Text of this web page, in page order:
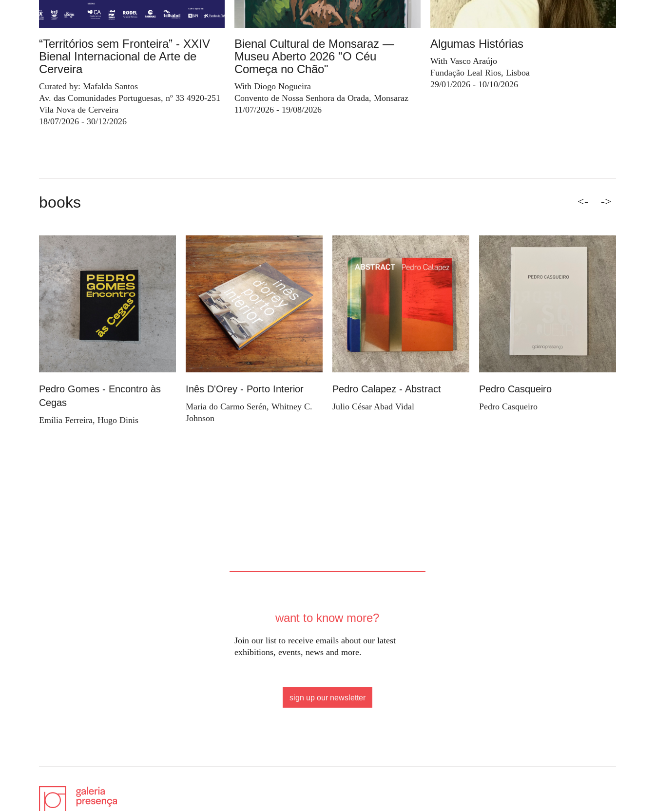
“Territórios sem Fronteira” - XXIV
Bienal Internacional de Arte de
Cerveira
Curated by: Mafalda Santos
Av. das Comunidades Portuguesas, nº 33 4920-251
Vila Nova de Cerveira
18/07/2026 - 30/12/2026
Bienal Cultural de Monsaraz —
Museu Aberto 2026 "O Céu
Começa no Chão"
With Diogo Nogueira
Convento de Nossa Senhora da Orada, Monsaraz
11/07/2026 - 19/08/2026
Algumas Histórias
With Vasco Araújo
Fundação Leal Rios, Lisboa
29/01/2026 - 10/10/2026
books <-
Pedro Gomes - Encontro às
Cegas
Emília Ferreira, Hugo Dinis
Inês D'Orey - Porto Interior
Maria do Carmo Serén, Whitney C.
Johnson
Pedro Calapez - Abstract
Julio César Abad Vidal
Pedro Casqueiro
Pedro Casqueiro
->
want to know more?
Join our list to receive emails about our latest
exhibitions, events, news and more.
sign up our newsletter